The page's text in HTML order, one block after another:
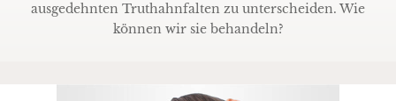
ausgedehnten Truthahnfalten zu unterscheiden. Wie
können wir sie behandeln?